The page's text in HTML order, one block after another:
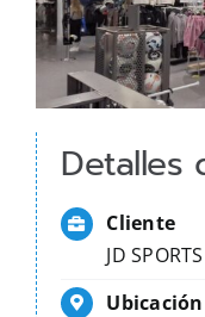
Detalles
Cliente
JD SPORTS
Ubicación